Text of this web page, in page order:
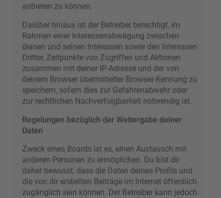
anbieten zu können.
Darüber hinaus ist der Betreiber berechtigt, im
Rahmen einer Interessenabwägung zwischen
deinen und seinen Interessen sowie den Interessen
Dritter, Zeitpunkte von Zugriffen und Aktionen
zusammen mit deiner IP-Adresse und der von
deinem Browser übermittelter Browser-Kennung zu
speichern, sofern dies zur Gefahrenabwehr oder
zur rechtlichen Nachverfolgbarkeit notwendig ist.
Regelungen bezüglich der Weitergabe deiner
Daten
Zweck eines Boards ist es, einen Austausch mit
anderen Personen zu ermöglichen. Du bist dir
daher bewusst, dass die Daten deines Profils und
die von dir erstellten Beiträge im Internet öffentlich
zugänglich sein können. Der Betreiber kann jedoch